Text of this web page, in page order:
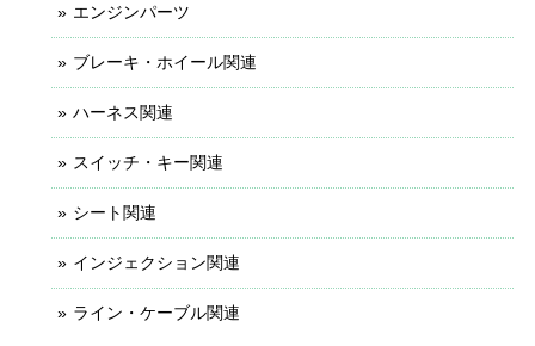
エンジンパーツ
ブレーキ・ホイール関連
ハーネス関連
スイッチ・キー関連
シート関連
インジェクション関連
ライン・ケーブル関連